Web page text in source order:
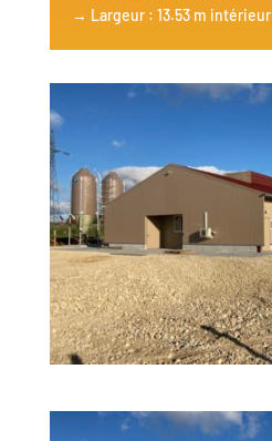
→ Largeur : 13.53 m intérieur